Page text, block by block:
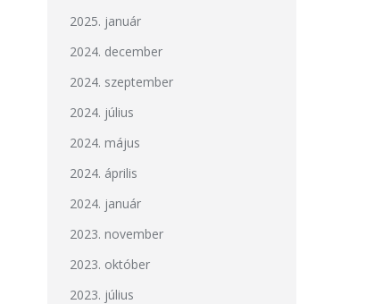
2025. január
2024. december
2024. szeptember
2024. július
2024. május
2024. április
2024. január
2023. november
2023. október
2023. július